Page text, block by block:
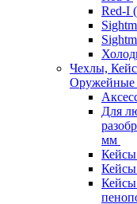
Red-
Чехлы,
Оружейные
Для
мм
Кейсы
Кейсы